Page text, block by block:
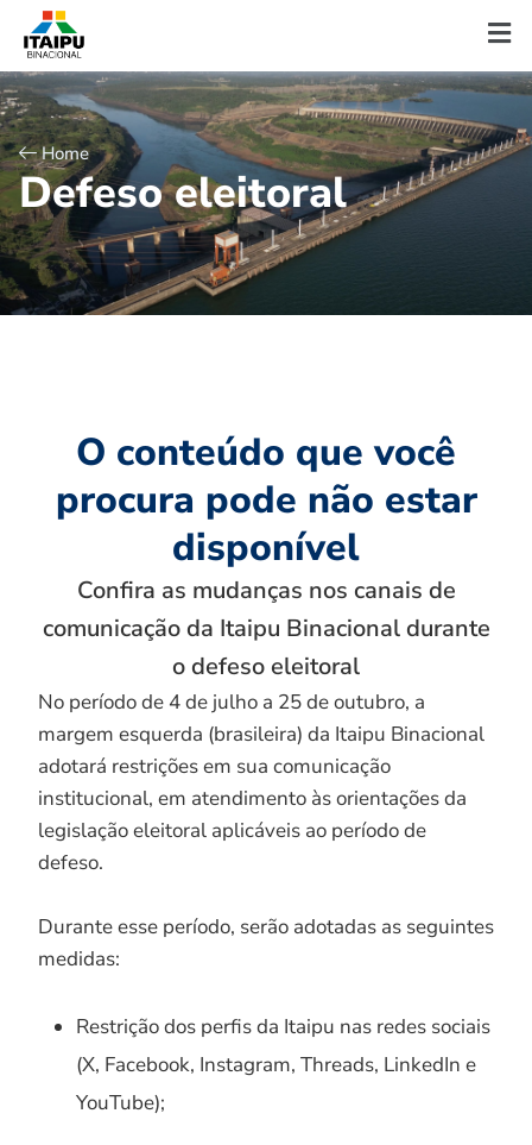
Home
Defeso eleitoral
O conteúdo que você
procura pode não estar
disponível
Confira as mudanças nos canais de
comunicação da Itaipu Binacional durante
o defeso eleitoral
No período de 4 de julho a 25 de outubro, a
margem esquerda (brasileira) da Itaipu Binacional
adotará restrições em sua comunicação
institucional, em atendimento às orientações da
legislação eleitoral aplicáveis ao período de
defeso.
Durante esse período, serão adotadas as seguintes
medidas:
Restrição dos perfis da Itaipu nas redes sociais
(X, Facebook, Instagram, Threads, LinkedIn e
YouTube);